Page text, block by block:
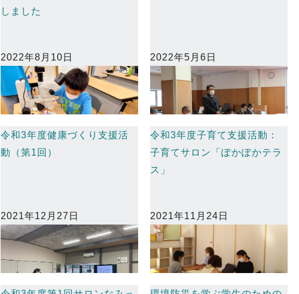
しました
2022年8月10日 2022年5月6日
令和3年度健康づくり支援活
動（第1回）
2021年12月27日
令和3年度子育て支援活動：
子育てサロン「ぽかぽかテラ
ス」
2021年11月24日